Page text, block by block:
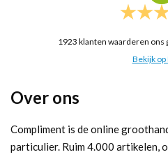
1923 klanten waarderen ons
Bekijk op
Over ons
Compliment is de online
particulier. Ruim 4.000 artikelen,